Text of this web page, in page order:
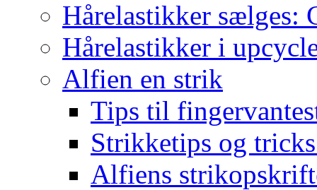
Hårelastikker sælges:
Hårelastikker i
Alfien en strik
Tips til
Strikketips og
Alfiens